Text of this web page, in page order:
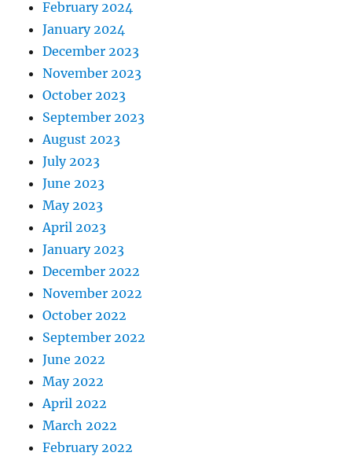
February 2024
January 2024
December 2023
November 2023
October 2023
September 2023
August 2023
July 2023
June 2023
May 2023
April 2023
January 2023
December 2022
November 2022
October 2022
September 2022
June 2022
May 2022
April 2022
March 2022
February 2022